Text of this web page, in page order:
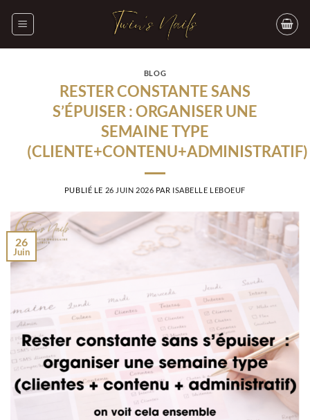
BLOG
RESTER CONSTANTE SANS
S’ÉPUISER : ORGANISER UNE
SEMAINE TYPE
(CLIENTE+CONTENU+ADMINISTRATIF)
PUBLIÉ LE 26 JUIN 2026 PAR ISABELLE LEBOEUF
26
Juin